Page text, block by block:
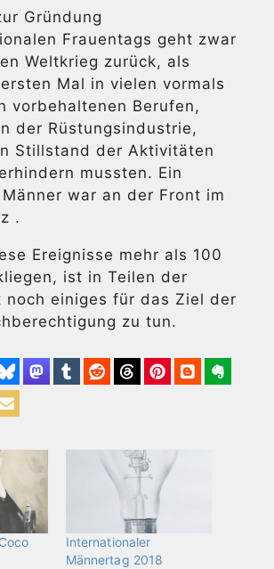
Gründung
Frauentags geht zwar
Weltkrieg zurück, als
Mal in vielen vormals
vorbehaltenen Berufen,
der Rüstungsindustrie,
Stillstand der Aktivitäten
mussten. Ein
war an der Front im
.
Ereignisse mehr als 100
ist in Teilen der
noch einiges für das Ziel der
zu tun.
Internationaler
Männertag 2018